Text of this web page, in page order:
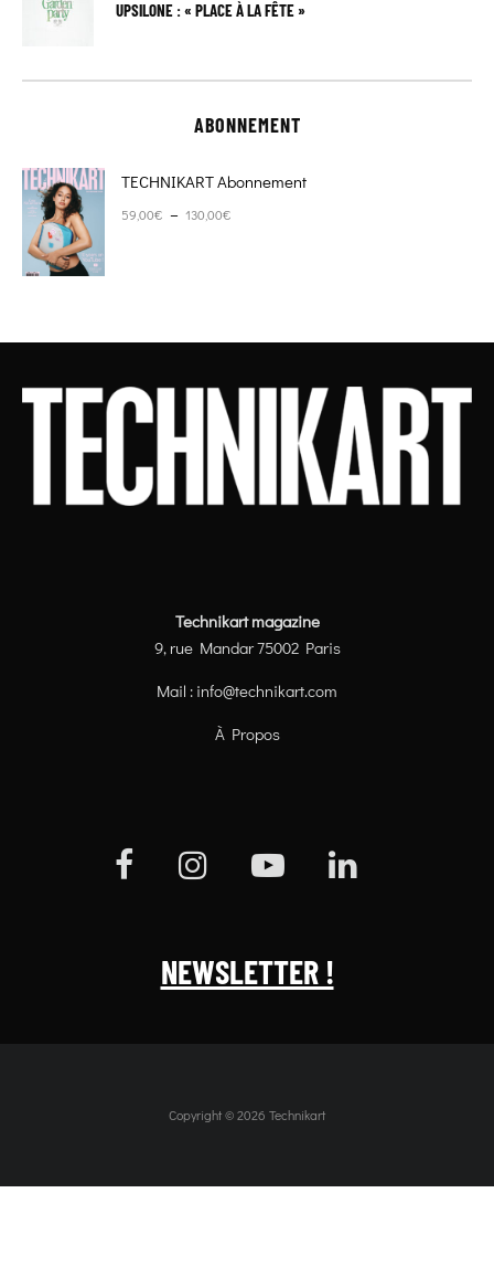
UPSILONE : « PLACE À LA FÊTE »
ABONNEMENT
TECHNIKART Abonnement
59,00€ – 130,00€
Technikart magazine
9, rue Mandar 75002 Paris
Mail : info@technikart.com
À Propos
NEWSLETTER !
Copyright © 2026 Technikart